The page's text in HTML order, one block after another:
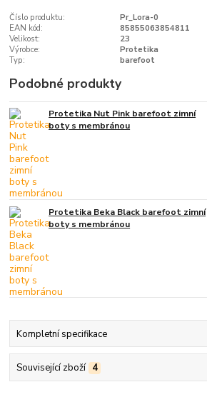
Číslo produktu:
Pr_Lora-0
EAN kód:
85855063854811
Velikost:
23
Výrobce:
Protetika
Typ:
barefoot
Podobné produkty
Protetika Nut Pink barefoot zimní
boty s membránou
Protetika Beka Black barefoot zimní
boty s membránou
Kompletní specifikace
Související zboží 4